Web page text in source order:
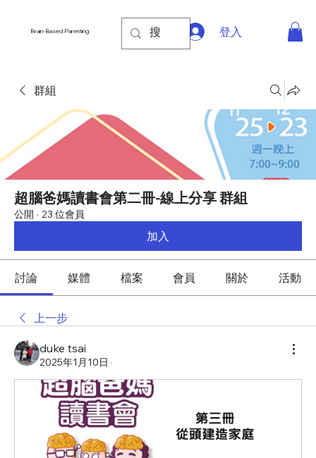
Brain-Based Parenting 登入
群組
超腦爸媽讀書會第二冊-線上分享 群組
公開 · 23 位會員
加入
討論 媒體 檔案 會員 關於 活動
上一步
duke tsai
2025年1月10日 ·